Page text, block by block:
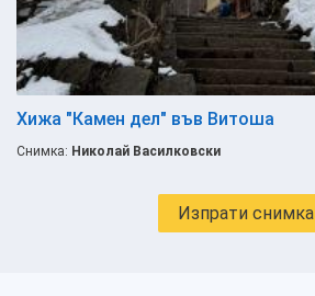
Хижа "Камен дел" във Витоша
Снимка: Николай Василковски
Изпрати снимка